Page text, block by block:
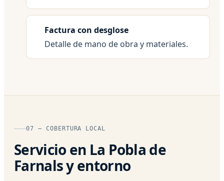
Factura con desglose
Detalle de mano de obra y materiales.
07 — COBERTURA LOCAL
Servicio en La Pobla de
Farnals y entorno